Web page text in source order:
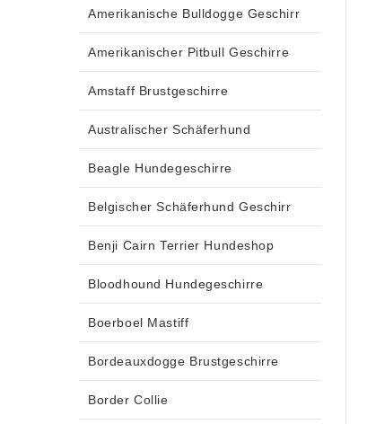
Amerikanische Bulldogge Geschirr
Amerikanischer Pitbull Geschirre
Amstaff Brustgeschirre
Australischer Schäferhund
Beagle Hundegeschirre
Belgischer Schäferhund Geschirr
Benji Cairn Terrier Hundeshop
Bloodhound Hundegeschirre
Boerboel Mastiff
Bordeauxdogge Brustgeschirre
Border Collie